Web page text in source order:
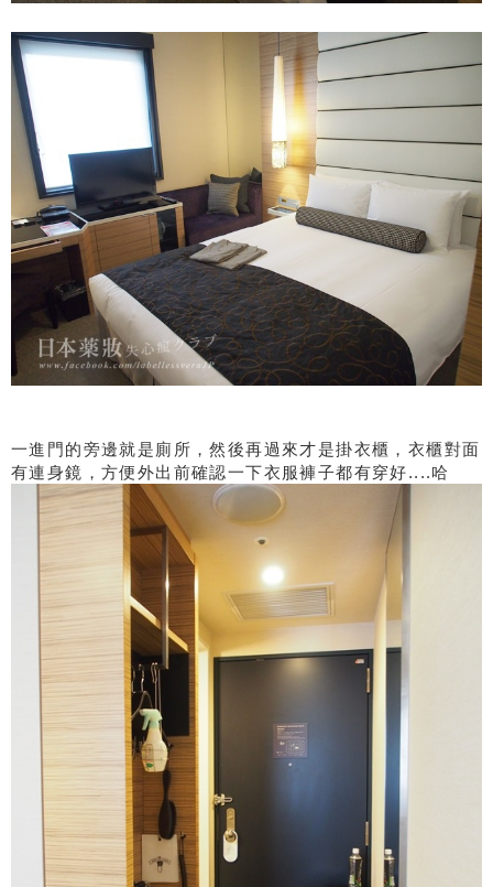
一進門的旁邊就是廁所，然後再過來才是掛衣櫃，衣櫃對面
有連身鏡，方便外出前確認一下衣服褲子都有穿好....哈